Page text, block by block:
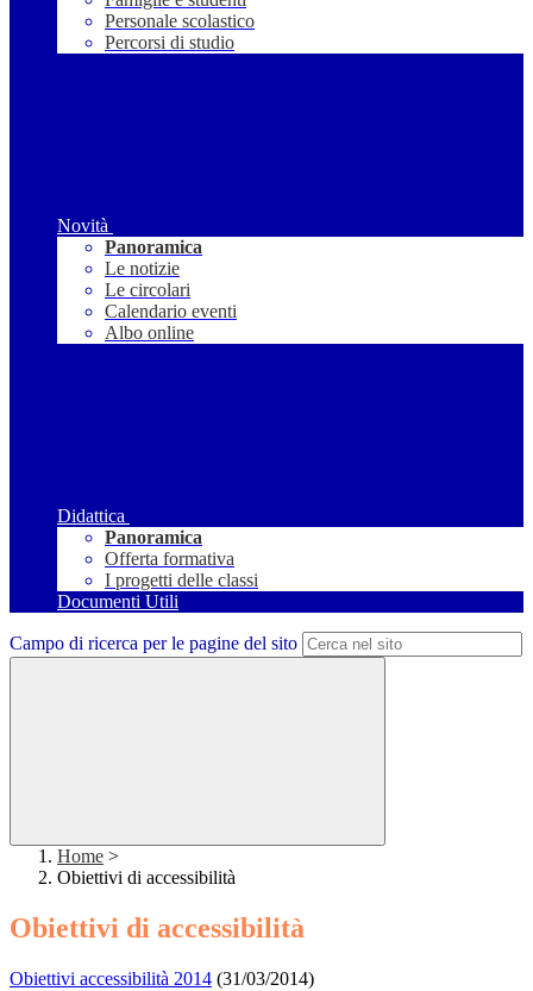
Personale scolastico
Percorsi di studio
Novità
Panoramica
Le notizie
Le circolari
Calendario eventi
Albo online
Didattica
Panoramica
Offerta formativa
I progetti delle classi
Documenti Utili
Campo di ricerca per le pagine del sito
Home >
Obiettivi di accessibilità
Obiettivi di accessibilità
Obiettivi accessibilità 2014 (31/03/2014)